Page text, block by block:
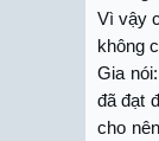
Vì vậy
không
Gia
đã đạt
cho